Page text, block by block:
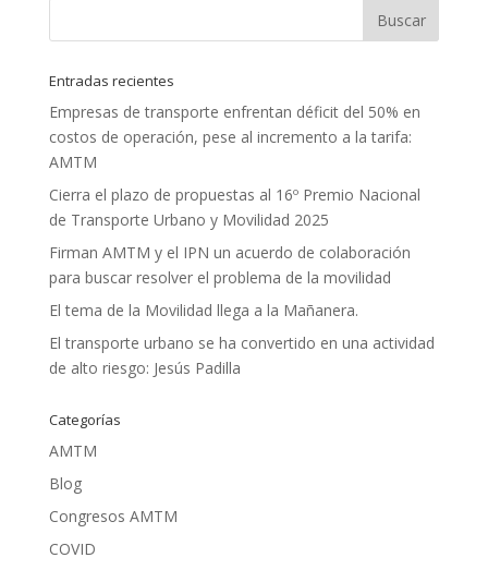
Entradas recientes
Empresas de transporte enfrentan déficit del 50% en
costos de operación, pese al incremento a la tarifa:
AMTM
Cierra el plazo de propuestas al 16º Premio Nacional
de Transporte Urbano y Movilidad 2025
Firman AMTM y el IPN un acuerdo de colaboración
para buscar resolver el problema de la movilidad
El tema de la Movilidad llega a la Mañanera.
El transporte urbano se ha convertido en una actividad
de alto riesgo: Jesús Padilla
Categorías
AMTM
Blog
Congresos AMTM
COVID